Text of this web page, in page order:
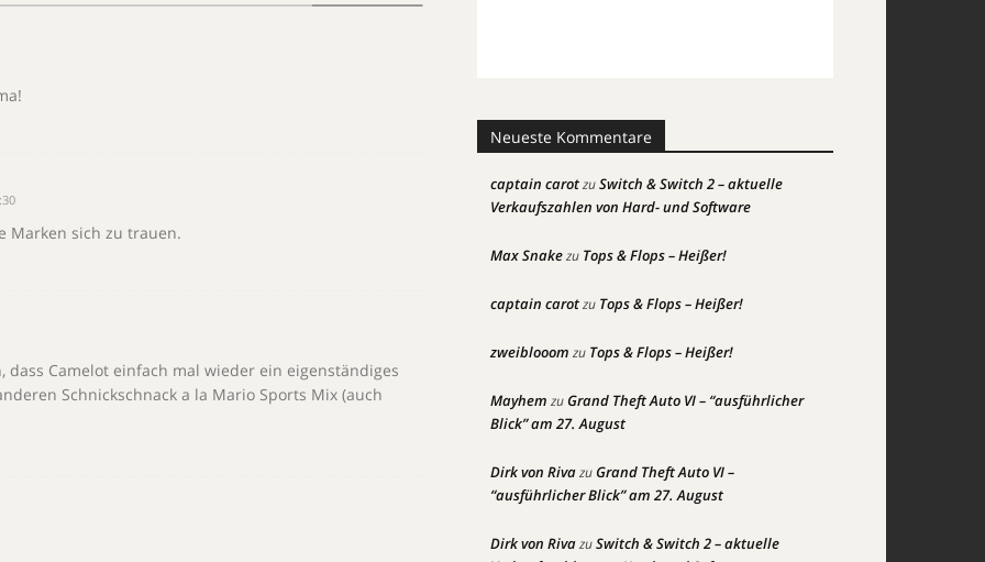
Marken sich zu trauen.
dass Camelot einfach mal wieder ein eigenständiges
Schnickschnack a la Mario Sports Mix (auch
Neueste Kommentare
captain carotzuSwitch & Switch 2 – aktuelle
Verkaufszahlen von Hard- und Software
Max Snakezu Tops & Flops – Heißer!
captain carotzu Tops & Flops – Heißer!
zweiblooom zu Tops & Flops – Heißer!
Mayhem zuGrand Theft Auto VI – “ausführlicher
Blick” am 27. August
Dirk von RivazuGrand Theft Auto VI –
“ausführlicher Blick” am 27. August
Dirk von RivazuSwitch & Switch 2 – aktuelle